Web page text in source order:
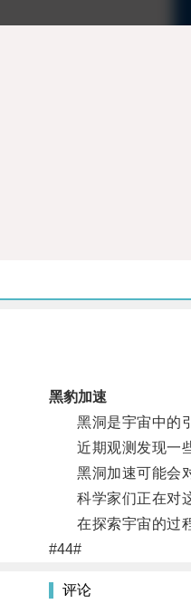
黑豹加速
黑洞是宇宙中的引
近期观测发现一些
黑洞加速可能会对
科学家们正在对这
在探索宇宙的过程
#44#
评论